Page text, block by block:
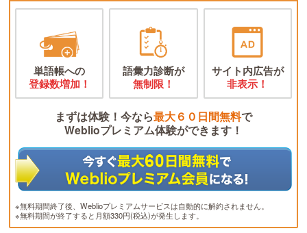
単語帳への
登録数増加！
語彙力診断が
無制限！
サイト内広告が
非表示！
まずは体験！今なら最大６０日間無料で
Weblioプレミアム体験ができます！
※無料期間終了後、Weblioプレミアムサービスは自動的に解約されません。
※無料期間が終了すると月額330円(税込)が発生します。